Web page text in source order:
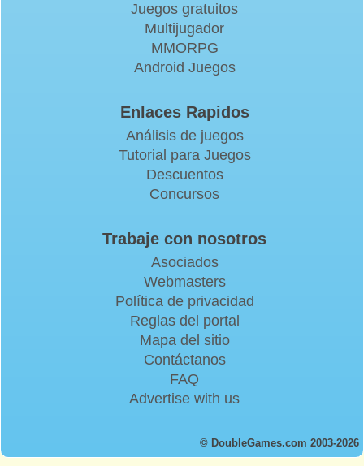
Juegos gratuitos
Multijugador
MMORPG
Android Juegos
Enlaces Rapidos
Análisis de juegos
Tutorial para Juegos
Descuentos
Concursos
Trabaje con nosotros
Asociados
Webmasters
Política de privacidad
Reglas del portal
Mapa del sitio
Contáctanos
FAQ
Advertise with us
© DoubleGames.com 2003-2026